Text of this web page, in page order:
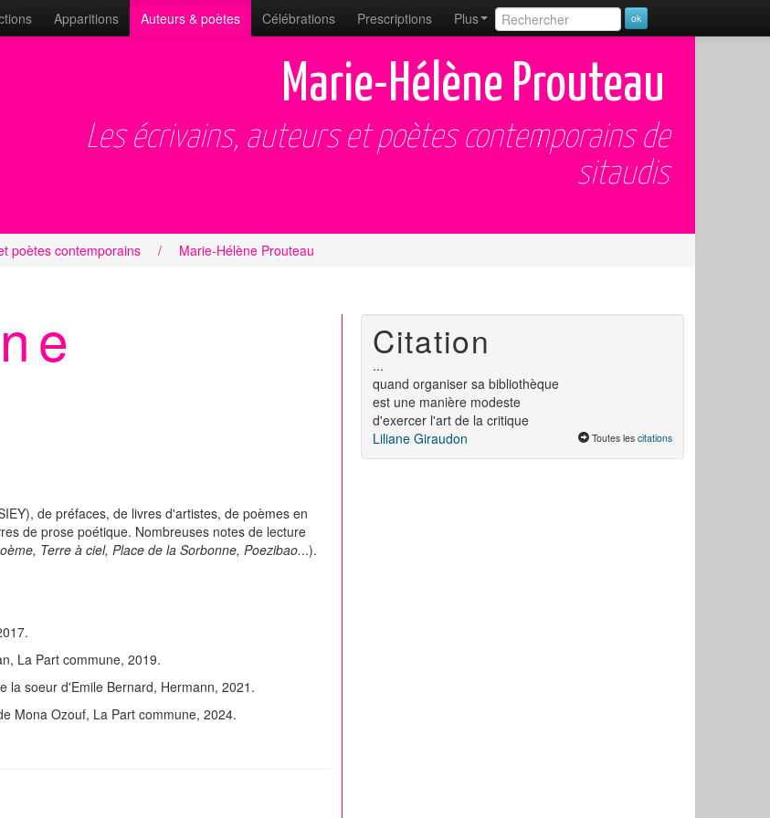
Apparitions Auteurs & poètes Célébrations Prescriptions Plus
Marie-Hélène Prouteau
Les écrivains, auteurs et poètes contemporains de
sitaudis
poètes contemporains / Marie-Hélène Prouteau
de préfaces, de livres d'artistes, de poèmes en
de prose poétique. Nombreuses notes de lecture
Terre à ciel, Place de la Sorbonne, Poezibao...).
La Part commune, 2019.
la soeur d'Emile Bernard, Hermann, 2021.
Mona Ozouf, La Part commune, 2024.
Citation
...
quand organiser sa bibliothèque
est une manière modeste
d'exercer l'art de la critique
Liliane Giraudon
Toutes les citations